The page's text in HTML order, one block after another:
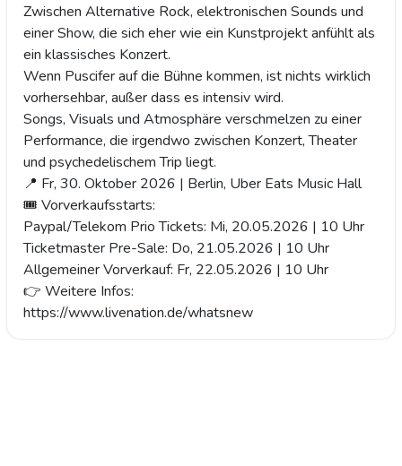
Zwischen Alternative Rock, elektronischen Sounds und
einer Show, die sich eher wie ein Kunstprojekt anfühlt als
ein klassisches Konzert.
Wenn Puscifer auf die Bühne kommen, ist nichts wirklich
vorhersehbar, außer dass es intensiv wird.
Songs, Visuals und Atmosphäre verschmelzen zu einer
Performance, die irgendwo zwischen Konzert, Theater
und psychedelischem Trip liegt.
📍 Fr, 30. Oktober 2026 | Berlin, Uber Eats Music Hall
🎟 Vorverkaufsstarts:
Paypal/Telekom Prio Tickets: Mi, 20.05.2026 | 10 Uhr
Ticketmaster Pre-Sale: Do, 21.05.2026 | 10 Uhr
Allgemeiner Vorverkauf: Fr, 22.05.2026 | 10 Uhr
👉 Weitere Infos:
https://www.livenation.de/whatsnew